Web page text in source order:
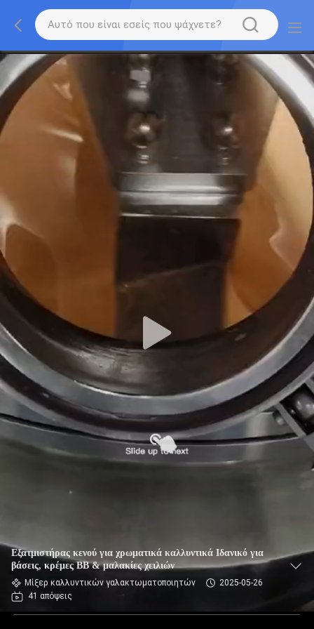
Εξατμιστήρας κενού για χρωματικά καλλυντικά Ιδανικό για
βάσεις, κρέμες BB & μαλακίες χειλιών
Μίξερ καλλυντικών γαλακτωματοποιητών
2025-05-26
41 απόψεις